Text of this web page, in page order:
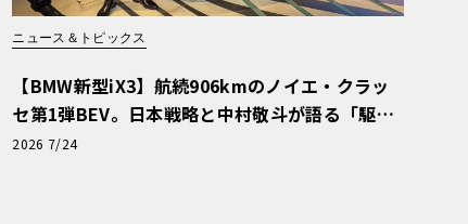
ニュース＆トピックス
【BMW新型iX3】航続906kmのノイエ・クラッ
セ第1弾BEV。日本戦略と中村敬斗が語る「駆け
ぬける歓び」
2026 7/24